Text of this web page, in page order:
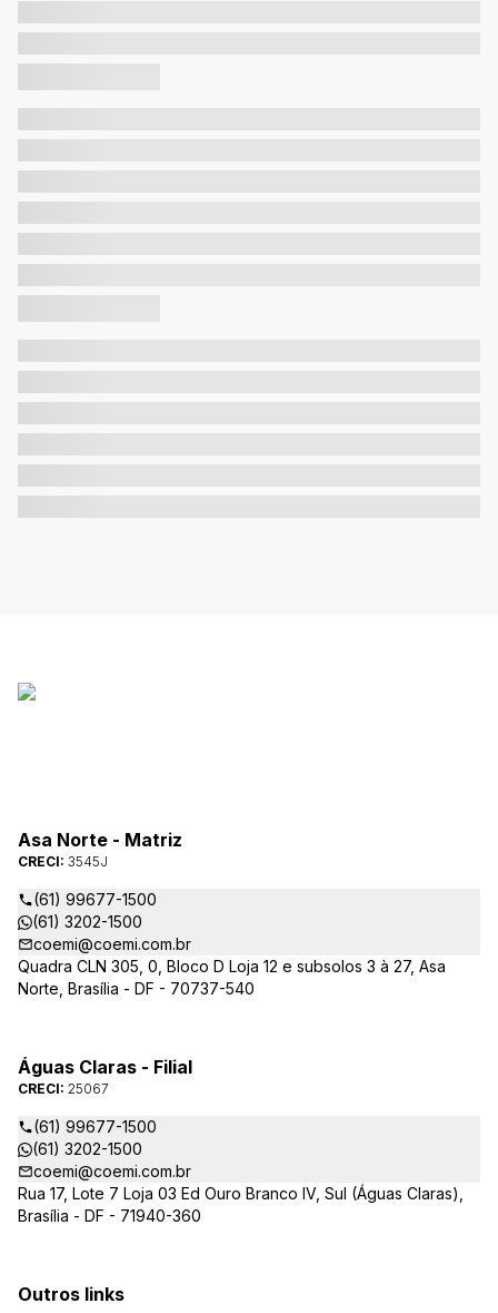
Asa Norte - Matriz
CRECI: 3545J
(61) 99677-1500
(61) 3202-1500
coemi@coemi.com.br
Quadra CLN 305, 0, Bloco D Loja 12 e subsolos 3 à 27, Asa
Norte, Brasília - DF - 70737-540
Águas Claras - Filial
CRECI: 25067
(61) 99677-1500
(61) 3202-1500
coemi@coemi.com.br
Rua 17, Lote 7 Loja 03 Ed Ouro Branco IV, Sul (Águas Claras),
Brasília - DF - 71940-360
Outros links